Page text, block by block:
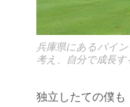
兵庫県にあるパイ
考え、自分で成長
独立したての僕も